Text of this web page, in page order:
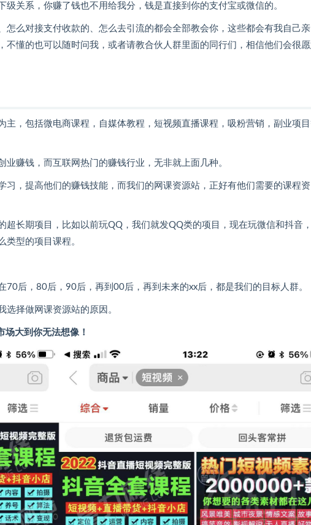
关系，你赚了钱也不用给我分，钱是直接到你的支付宝或微信的。
怎么对接支付收款的、怎么去引流的都会全部教会你，这些都会有我自己
不懂的也可以随时问我，或者请教合伙人群里面的同行们，相信他们会很
主，包括微电商课程，自媒体教程，短视频直播课程，吸粉营销，副业项
赚钱，而互联网热门的赚钱行业，无非就上面几种。
，提高他们的赚钱技能，而我们的网课资源站，正好有他们需要的课程资
超长期项目，比如以前玩QQ，我们就发QQ类的项目，现在玩微信和抖音
类型的项目课程。
后，80后，90后，再到00后，再到未来的xx后，都是我们的目标人群。
择做网课资源站的原因。
大到你无法想像！